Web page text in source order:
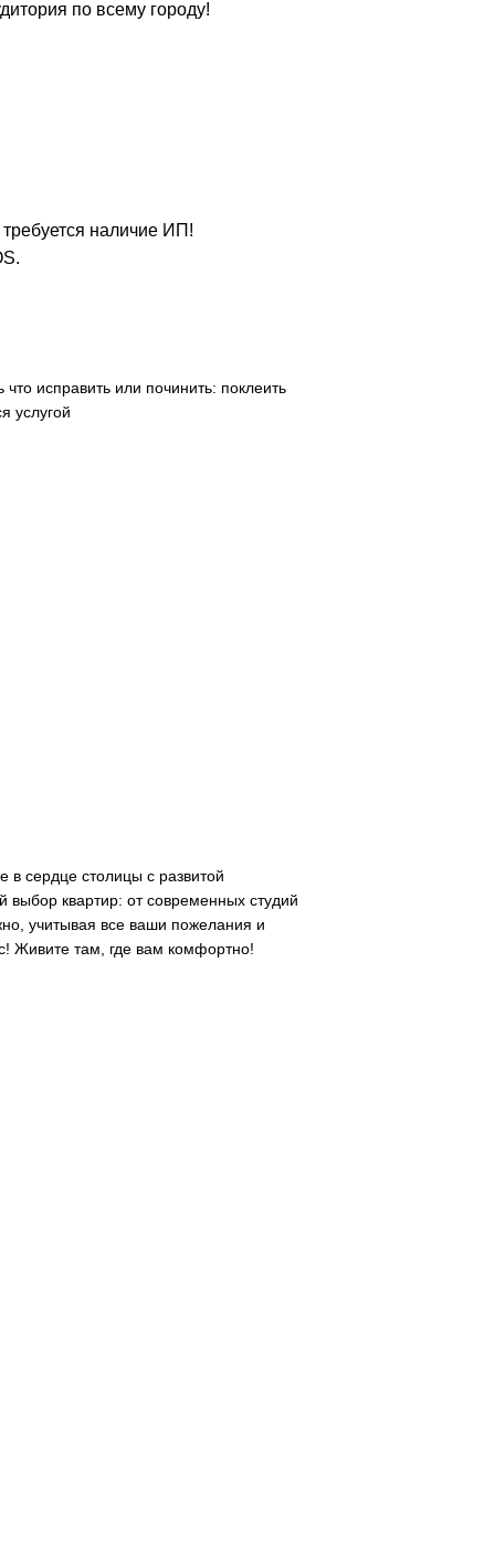
по всему городу!
наличие ИП!
исправить или починить: поклеить
услугой
сердце столицы с развитой
квартир: от современных студий
учитывая все ваши пожелания и
Живите там, где вам комфортно!